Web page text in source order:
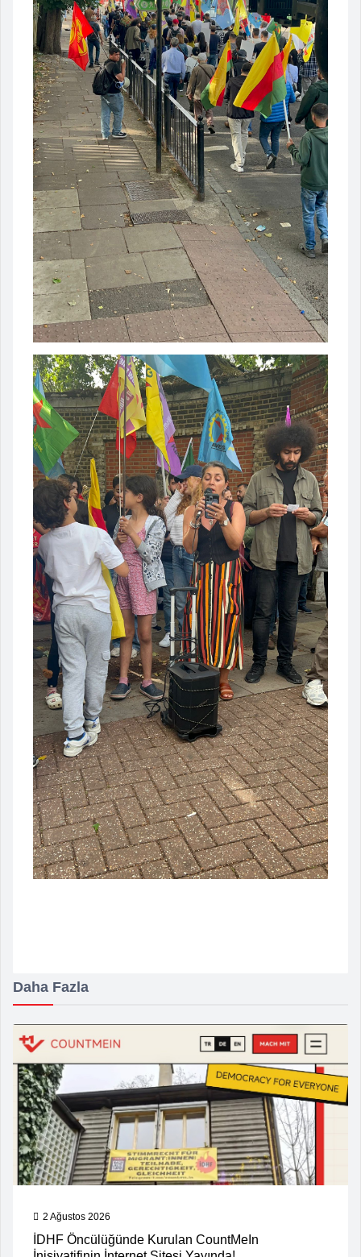
Daha Fazla
2 Ağustos 2026
İDHF Öncülüğünde Kurulan CountMeIn